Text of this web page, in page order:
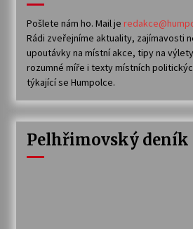
Pošlete nám ho. Mail je
Rádi zveřejníme aktuality, zajímavosti
upoutávky na místní akce, tipy na
rozumné míře i texty místních
týkající se Humpolce.
Pelhřimovský deník